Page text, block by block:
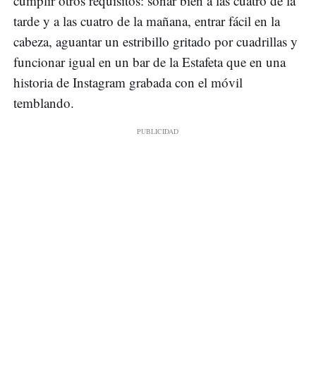
tarde y a las cuatro de la mañana, entrar fácil en la
cabeza, aguantar un estribillo gritado por cuadrillas y
funcionar igual en un bar de la Estafeta que en una
historia de Instagram grabada con el móvil
temblando.